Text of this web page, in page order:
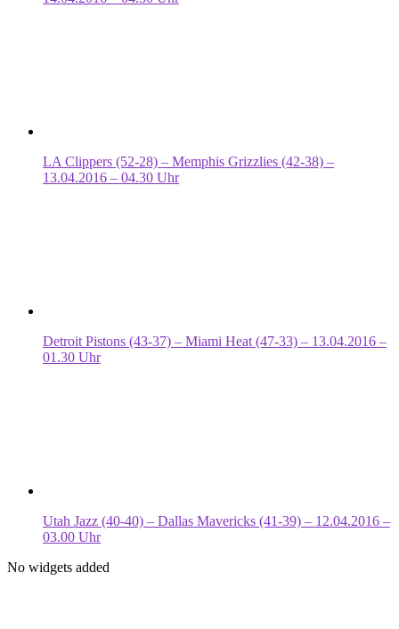
LA Clippers (52-28) – Memphis Grizzlies (42-38) –
13.04.2016 – 04.30 Uhr
Detroit Pistons (43-37) – Miami Heat (47-33) – 13.04.2016 –
01.30 Uhr
Utah Jazz (40-40) – Dallas Mavericks (41-39) – 12.04.2016 –
03.00 Uhr
No widgets added